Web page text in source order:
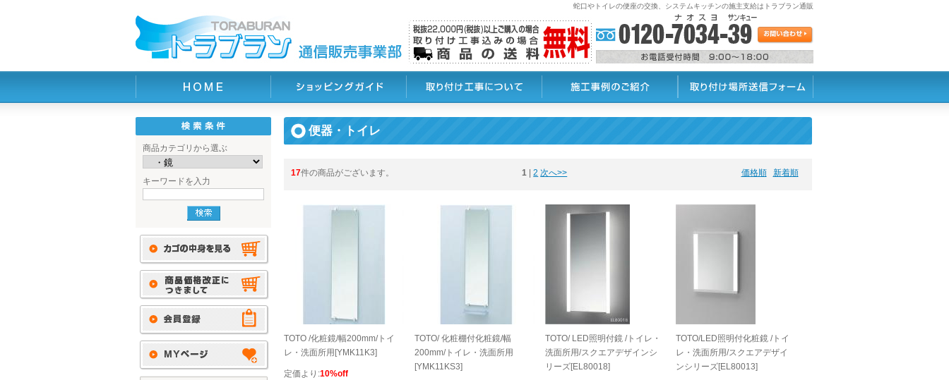
蛇口やトイレの便座の交換、システムキッチンの施主支給はトラブラン通販
商品カテゴリから選ぶ
キーワードを入力
便器・トイレ
17件の商品がございます。 1 | 2 次へ>> 価格順 新着順
TOTO /化粧鏡/幅200mm/トイ
レ・洗面所用[YMK11K3]
定価より:10%off
TOTO/ 化粧棚付化粧鏡/幅
200mm/トイレ・洗面所用
[YMK11KS3]
TOTO/ LED照明付鏡 /トイレ・
洗面所用/スクエアデザインシ
リーズ[EL80018]
TOTO/LED照明付化粧鏡 /トイ
レ・洗面所用/スクエアデザイ
ンシリーズ[EL80013]